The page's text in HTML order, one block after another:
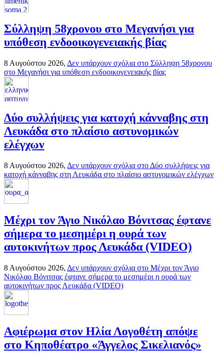
Σύλληψη 58χρονου στο Μεγανήσι για
υπόθεση ενδοοικογενειακής βίας
8 Αυγούστου 2026, Δεν υπάρχουν σχόλια στο Σύλληψη 58χρονου
στο Μεγανήσι για υπόθεση ενδοοικογενειακής βίας
Δύο συλλήψεις για κατοχή κάνναβης στη
Λευκάδα στο πλαίσιο αστυνομικών
ελέγχων
8 Αυγούστου 2026, Δεν υπάρχουν σχόλια στο Δύο συλλήψεις για
κατοχή κάνναβης στη Λευκάδα στο πλαίσιο αστυνομικών ελέγχων
Mέχρι τον Άγιο Νικόλαο Βόνιτσας έφτανε
σήμερα το μεσημέρι η ουρά των
αυτοκινήτων προς Λευκάδα (VIDEO)
8 Αυγούστου 2026, Δεν υπάρχουν σχόλια στο Mέχρι τον Άγιο
Νικόλαο Βόνιτσας έφτανε σήμερα το μεσημέρι η ουρά των
αυτοκινήτων προς Λευκάδα (VIDEO)
Αφιέρωμα στον Ηλία Λογοθέτη απόψε
στο Κηποθέατρο «Άγγελος Σικελιανός»